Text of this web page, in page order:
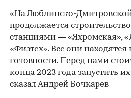
«На Люблинско-
продолжается
станциями — «Яхромская»,
«Физтех». Все они находятся
готовности. Перед нами
конца 2023 года запустить
сказал Андрей Бочкарев